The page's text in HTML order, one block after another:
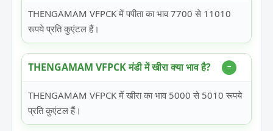
THENGAMAM VFPCK में पपीता का भाव 7700 से 11010
रूपये प्रति कुएंटल हैं।
THENGAMAM VFPCK मंडी में खीरा क्या भाव है?
THENGAMAM VFPCK में खीरा का भाव 5000 से 5010 रूपये
प्रति कुएंटल हैं।